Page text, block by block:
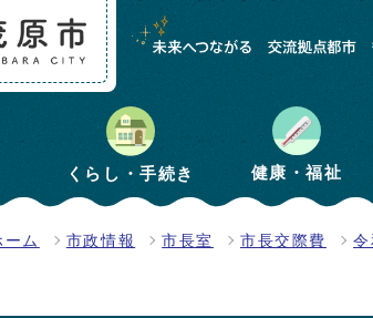
くらし・手続き 健康・福祉
ーム 市政情報 市長室 市長交際費 令